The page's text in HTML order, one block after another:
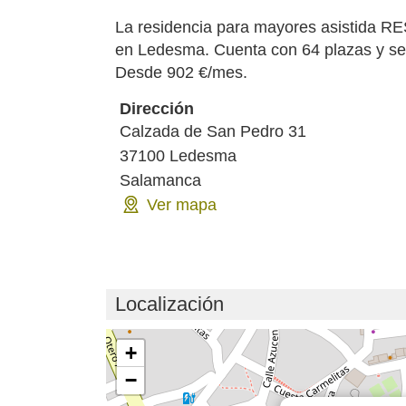
La residencia para mayores asistida
en Ledesma. Cuenta con 64 plazas y
Desde 902 €/mes.
Dirección
Calzada de San Pedro 31
37100 Ledesma
Salamanca
Ver mapa
Localización
Cargando mapa...
+
−